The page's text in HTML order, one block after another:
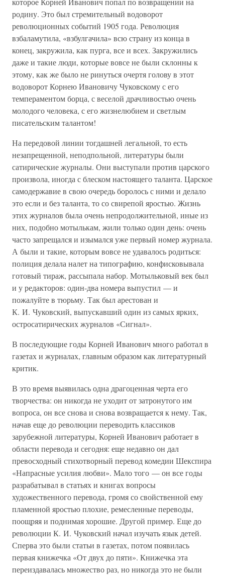
родину. Это был стремительный водоворот
революционных событий 1905 года. Революция
взбаламутила, «взбулгачила» всю страну из конца в
конец, закружила, как пурга, все и всех. Закружились
даже и такие люди, которые вовсе не были склонны к
этому, как же было не ринуться очертя голову в этот
водоворот Корнею Ивановичу Чуковскому с его
темпераментом борца, с веселой драчливостью очень
молодого человека, с его жизнелюбием и светлым
писательским талантом!
На передовой линии тогдашней легальной, то есть
незапрещенной, неподпольной, литературы были
сатирические журналы. Они выступали против царского
произвола, иногда с блеском настоящего таланта. Царское
самодержавие в свою очередь боролось с ними и делало
это если и без таланта, то со свирепой яростью. Жизнь
этих журналов была очень непродолжительной, иные из
них, подобно мотылькам, жили только один день: очень
часто запрещался и изымался уже первый номер журнала.
А были и такие, которым вовсе не удавалось родиться:
полиция делала налет на типографию, конфисковывала
готовый тираж, рассыпала набор. Мотыльковый век был
и у редакторов: один-два номера выпустил — и
пожалуйте в тюрьму. Так был арестован и
К. И. Чуковский, выпускавший один из самых ярких,
остросатирических журналов «Сигнал».
В последующие годы Корней Иванович много работал в
газетах и журналах, главным образом как литературный
критик.
В это время выявилась одна драгоценная черта его
творчества: он никогда не уходит от затронутого им
вопроса, он все снова и снова возвращается к нему. Так,
начав еще до революции переводить классиков
зарубежной литературы, Корней Иванович работает в
области перевода и сегодня: еще недавно он дал
превосходный стихотворный перевод комедии Шекспира
«Напрасные усилия любви». Мало того — он все годы
разрабатывал в статьях и книгах вопросы
художественного перевода, громя со свойственной ему
пламенной яростью плохие, ремесленные переводы,
поощряя и поднимая хорошие. Другой пример. Еще до
революции К. И. Чуковский начал изучать язык детей.
Сперва это были статьи в газетах, потом появилась
первая книжечка «От двух до пяти». Книжечка эта
переиздавалась множество раз, но никогда это не были